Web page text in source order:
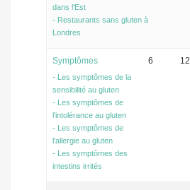
dans l'Est
- Restaurants sans gluten à
Londres
Symptômes
- Les symptômes de la
sensibilité au gluten
- Les symptômes de
l'intolérance au gluten
- Les symptômes de
l'allergie au gluten
- Les symptômes des
intestins irrités
6 12